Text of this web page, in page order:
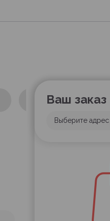
Ваш заказ
Выберите адрес